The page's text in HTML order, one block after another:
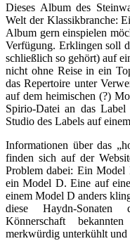
Dieses Album des
Welt der Klassikbranche:
Album gern einspielen
Verfügung. Erklingen soll
schließlich so gehört) auf
nicht ohne Reise in ein
das Repertoire unter
auf dem heimischen (?)
Spirio-Datei an das
Studio des Labels auf
Informationen über das
finden sich auf der
Problem dabei: Ein Model
ein Model D. Eine auf
einem Model D anders
diese Haydn-Sonaten
Könnerschaft
merkwürdig unterkühlt und